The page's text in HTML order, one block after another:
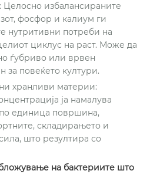
Целосно избалансираните
фосфор и калиум ги
нутритивни потреби на
циклус на раст. Може да
ѓубриво или врвен
за повеќето култури.
хранливи материи:
ја намалува
единица површина,
складирањето и
што резултира со
на бактериите што